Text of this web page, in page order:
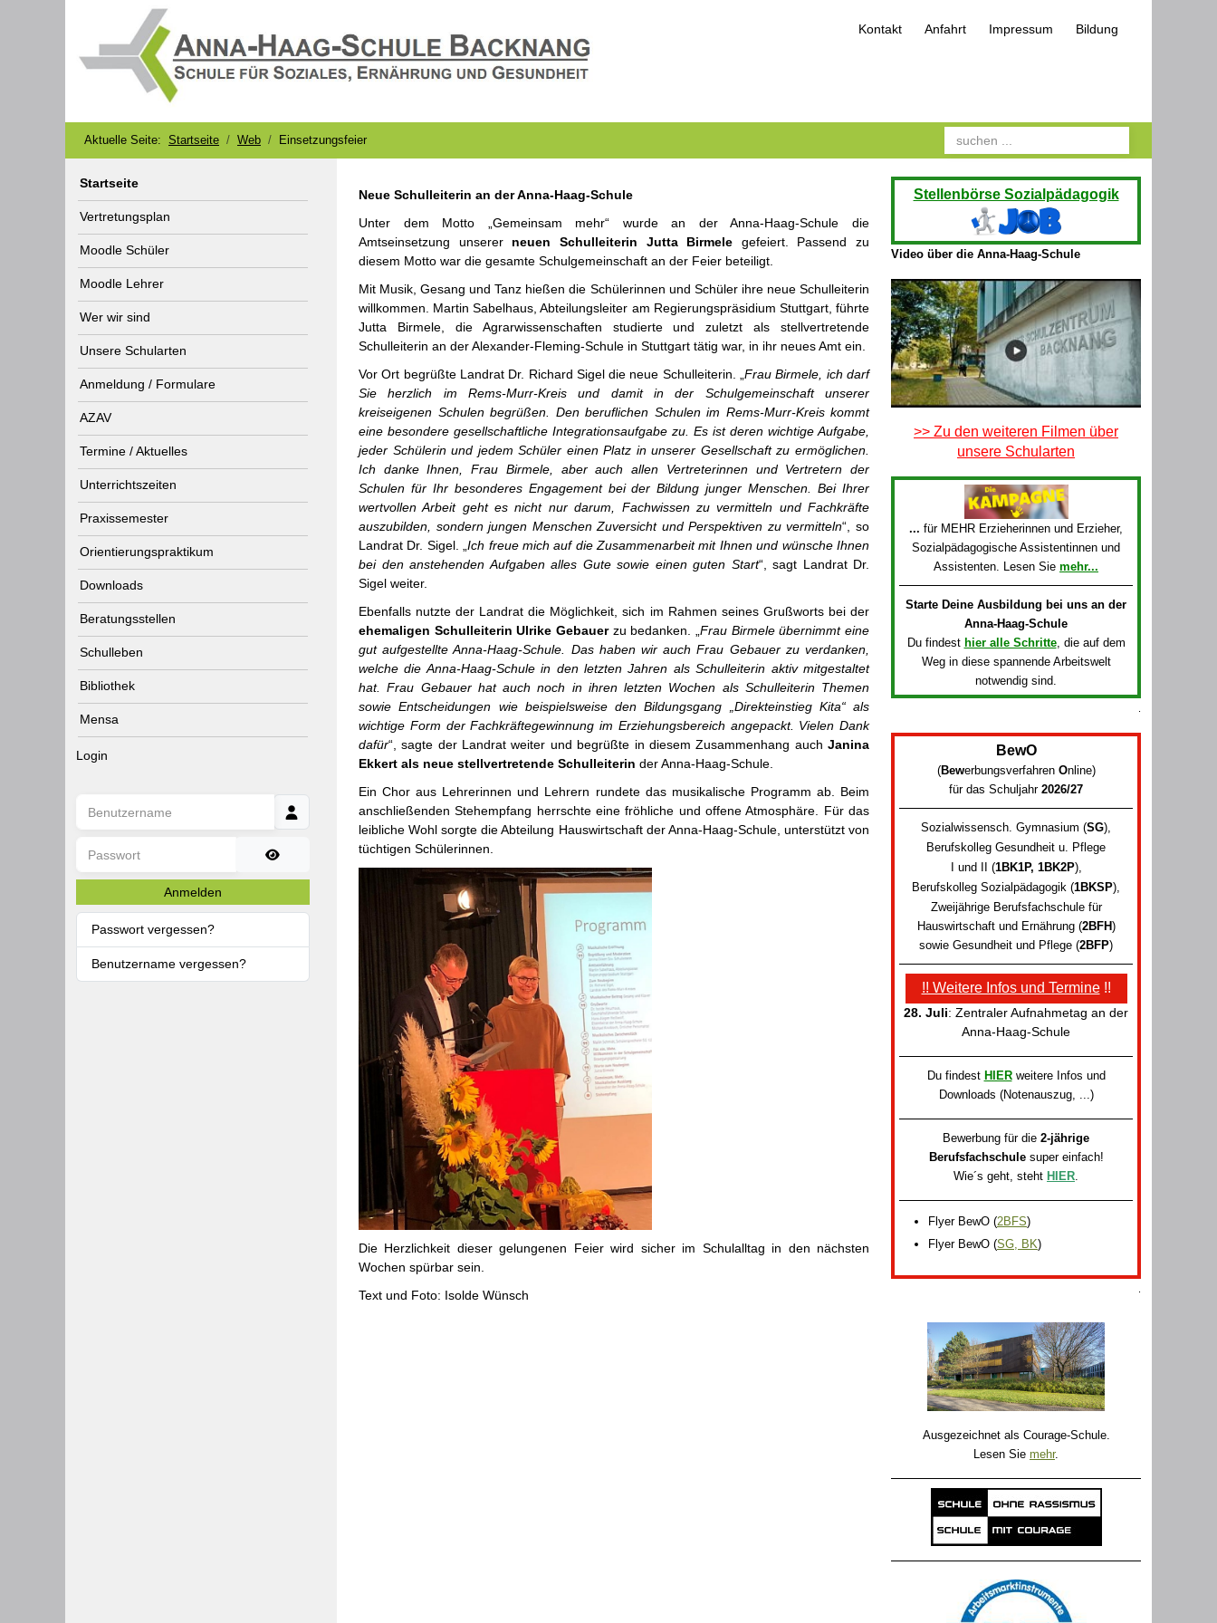
Kontakt Anfahrt Impressum Bildung
Aktuelle Seite: Startseite Web Einsetzungsfeier Suchen
Startseite
Vertretungsplan
Moodle Schüler
Moodle Lehrer
Wer wir sind
Unsere Schularten
Anmeldung / Formulare
AZAV
Termine / Aktuelles
Unterrichtszeiten
Praxissemester
Orientierungspraktikum
Downloads
Beratungsstellen
Schulleben
Bibliothek
Mensa
Login
Passwort anzeigen
Anmelden
Passwort vergessen?
Benutzername vergessen?
Neue Schulleiterin an der Anna-Haag-Schule
Unter dem Motto „Gemeinsam mehr“ wurde an der Anna-Haag-Schule die
Amtseinsetzung unserer neuen Schulleiterin Jutta Birmele gefeiert. Passend zu
diesem Motto war die gesamte Schulgemeinschaft an der Feier beteiligt.
Mit Musik, Gesang und Tanz hießen die Schülerinnen und Schüler ihre neue Schulleiterin
willkommen. Martin Sabelhaus, Abteilungsleiter am Regierungspräsidium Stuttgart, führte
Jutta Birmele, die Agrarwissenschaften studierte und zuletzt als stellvertretende
Schulleiterin an der Alexander-Fleming-Schule in Stuttgart tätig war, in ihr neues Amt ein.
Vor Ort begrüßte Landrat Dr. Richard Sigel die neue Schulleiterin. „Frau Birmele, ich darf
Sie herzlich im Rems-Murr-Kreis und damit in der Schulgemeinschaft unserer
kreiseigenen Schulen begrüßen. Den beruflichen Schulen im Rems-Murr-Kreis kommt
eine besondere gesellschaftliche Integrationsaufgabe zu. Es ist deren wichtige Aufgabe,
jeder Schülerin und jedem Schüler einen Platz in unserer Gesellschaft zu ermöglichen.
Ich danke Ihnen, Frau Birmele, aber auch allen Vertreterinnen und Vertretern der
Schulen für Ihr besonderes Engagement bei der Bildung junger Menschen. Bei Ihrer
wertvollen Arbeit geht es nicht nur darum, Fachwissen zu vermitteln und Fachkräfte
auszubilden, sondern jungen Menschen Zuversicht und Perspektiven zu vermitteln“, so
Landrat Dr. Sigel. „Ich freue mich auf die Zusammenarbeit mit Ihnen und wünsche Ihnen
bei den anstehenden Aufgaben alles Gute sowie einen guten Start“, sagt Landrat Dr.
Sigel weiter.
Ebenfalls nutzte der Landrat die Möglichkeit, sich im Rahmen seines Grußworts bei der
ehemaligen Schulleiterin Ulrike Gebauerzu bedanken. „ Frau Birmele übernimmt eine
gut aufgestellte Anna-Haag-Schule. Das haben wir auch Frau Gebauer zu verdanken,
welche die Anna-Haag-Schule in den letzten Jahren als Schulleiterin aktiv mitgestaltet
hat. Frau Gebauer hat auch noch in ihren letzten Wochen als Schulleiterin Themen
sowie Entscheidungen wie beispielsweise den Bildungsgang „Direkteinstieg Kita“ als
wichtige Form der Fachkräftegewinnung im Erziehungsbereich angepackt. Vielen Dank
dafür“, sagte der Landrat weiter und begrüßte in diesem Zusammenhang auch Janina
Ekkert als neue stellvertretende Schulleiterin der Anna-Haag-Schule.
Ein Chor aus Lehrerinnen und Lehrern rundete das musikalische Programm ab. Beim
anschließenden Stehempfang herrschte eine fröhliche und offene Atmosphäre. Für das
leibliche Wohl sorgte die Abteilung Hauswirtschaft der Anna-Haag-Schule, unterstützt von
tüchtigen Schülerinnen.
Die Herzlichkeit dieser gelungenen Feier wird sicher im Schulalltag in den nächsten
Wochen spürbar sein.
Text und Foto: Isolde Wünsch
Stellenbörse Sozialpädagogik
Video über die Anna-Haag-Schule
>> Zu den weiteren Filmen über
unsere Schularten
... für MEHR Erzieherinnen und Erzieher,
Sozialpädagogische Assistentinnen und
Assistenten. Lesen Sie mehr...
Starte Deine Ausbildung bei uns an der
Anna-Haag-Schule
Du findest hier alle Schritte, die auf dem
Weg in diese spannende Arbeitswelt
notwendig sind.
BewO
(Bewerbungsverfahren Online)
für das Schuljahr 2026/27
Sozialwissensch. Gymnasium (SG),
Berufskolleg Gesundheit u. Pflege
I und II (1BK1P, 1BK2P),
Berufskolleg Sozialpädagogik (1BKSP),
Zweijährige Berufsfachschule für
Hauswirtschaft und Ernährung (2BFH)
sowie Gesundheit und Pflege (2BFP)
!! Weitere Infos und Termine!!
28. Juli: Zentraler Aufnahmetag an der
Anna-Haag-Schule
Du findest HIERweitere Infos und
Downloads (Notenauszug, ...)
Bewerbung für die 2-jährige
Berufsfachschulesuper einfach!
Wie´s geht, steht HIER.
Flyer BewO (2BFS)
Flyer BewO (SG, BK)
Ausgezeichnet als Courage-Schule.
Lesen Sie mehr.